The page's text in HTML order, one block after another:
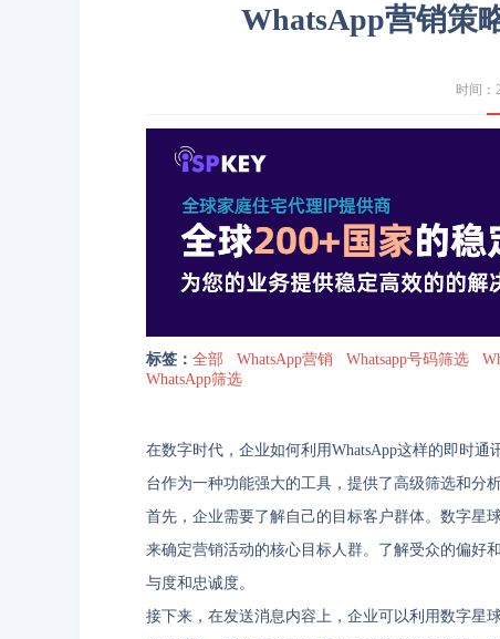
WhatsApp营销策
时间：
标签： 全部 WhatsApp营销 Whatsapp号码筛选
WhatsApp筛选
在数字时代，企业如何利用WhatsApp这样的即时
台作为一种功能强大的工具，提供了高级筛选和分
首先，企业需要了解自己的目标客户群体。数字星
来确定营销活动的核心目标人群。了解受众的偏好
与度和忠诚度。
接下来，在发送消息内容上，企业可以利用数字星